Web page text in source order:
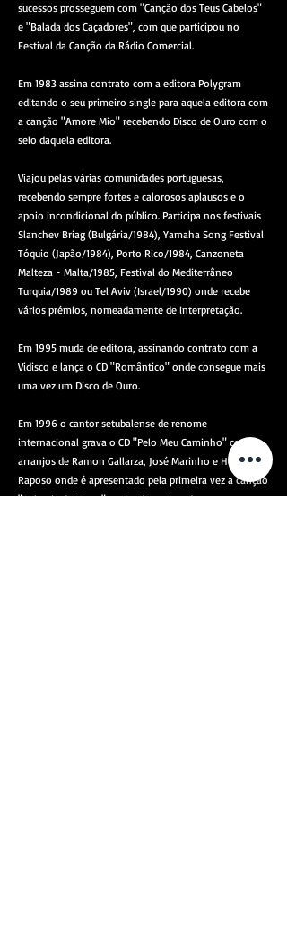
sucessos prosseguem com "Canção dos Teus Cabelos"
e "Balada dos Caçadores", com que participou no
Festival da Canção da Rádio Comercial.
Em 1983 assina contrato com a editora Polygram
editando o seu primeiro single para aquela editora com
a canção "Amore Mio" recebendo Disco de Ouro com o
selo daquela editora.
Viajou pelas várias comunidades portuguesas,
recebendo sempre fortes e calorosos aplausos e o
apoio incondicional do público. Participa nos festivais
Slanchev Briag (Bulgária/1984), Yamaha Song Festival
Tóquio (Japão/1984), Porto Rico/1984, Canzoneta
Malteza - Malta/1985, Festival do Mediterrâneo
Turquia/1989 ou Tel Aviv (Israel/1990) onde recebe
vários prémios, nomeadamente de interpretação.
Em 1995 muda de editora, assinando contrato com a
Vidisco e lança o CD "Romântico" onde consegue mais
uma vez um Disco de Ouro.
Em 1996 o cantor setubalense de renome
internacional grava o CD "Pelo Meu Caminho" com
arranjos de Ramon Gallarza, José Marinho e Hernâni
Raposo onde é apresentado pela primeira vez a canção
"Colmeia do Amor", outro dos estrondosos sucessos